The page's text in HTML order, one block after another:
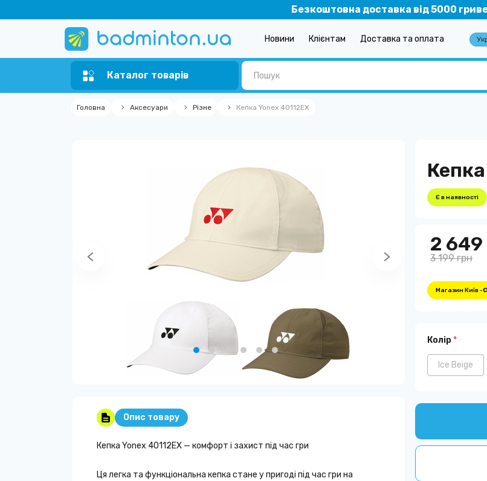
Безкоштовна доставка від 5000
Новини Клієнтам Доставка та оплата
Каталог товарів
Головна Аксесуари Різне Кепка Yonex 40112EX
Опис товару
Кепка Yonex 40112EX — комфорт і захист під час гри
Ця легка та функціональна кепка стане у пригоді під час гри на
Є в наявності
2 649
3 199 грн
Магазин Київ -
Колір*
Ice Beige